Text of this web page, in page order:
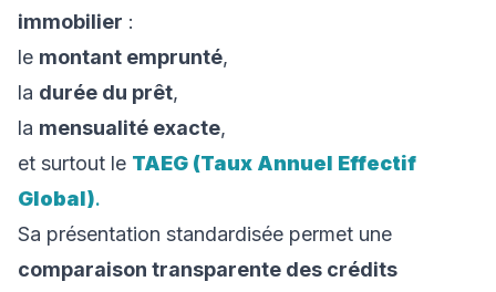
immobilier :
le montant emprunté,
la durée du prêt,
la mensualité exacte,
et surtout le TAEG (Taux Annuel Effectif
Global).
Sa présentation standardisée permet une
comparaison transparente des crédits